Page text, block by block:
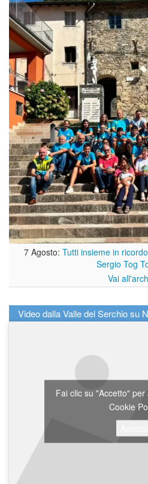
7 Agosto: Tutti insieme in
Sergio Tog
Vai
Video dalla Valle del Serchio su
Fai clic su "Accetto"
Cookie